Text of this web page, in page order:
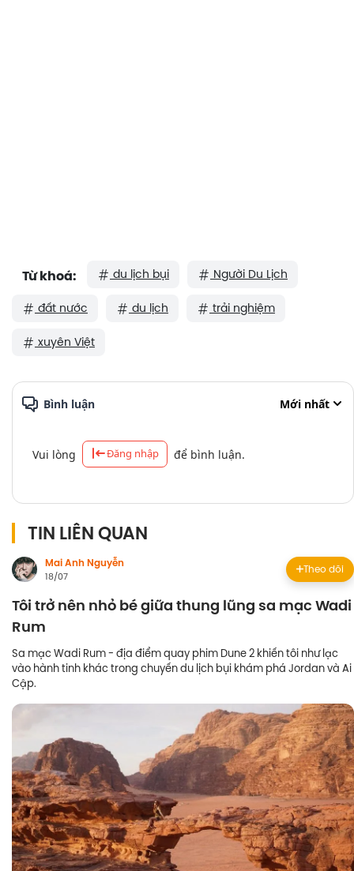
Từ khoá: du lịch bụi Người Du Lịch
đất nước du lịch trải nghiệm
xuyên Việt
Bình luận Mới nhất
Vui lòng Đăng nhập để bình luận.
TIN LIÊN QUAN
Mai Anh Nguyễn
18/07
Theo dõi
Tôi trở nên nhỏ bé giữa thung lũng sa mạc Wadi
Rum
Sa mạc Wadi Rum - địa điểm quay phim Dune 2 khiến tôi như lạc
vào hành tinh khác trong chuyến du lịch bụi khám phá Jordan và Ai
Cập.